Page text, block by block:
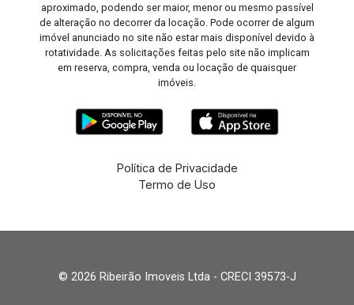
aproximado, podendo ser maior, menor ou mesmo passível
de alteração no decorrer da locação. Pode ocorrer de algum
imóvel anunciado no site não estar mais disponível devido à
rotatividade. As solicitações feitas pelo site não implicam
em reserva, compra, venda ou locação de quaisquer
imóveis.
Política de Privacidade
Termo de Uso
© 2026 Ribeirão Imoveis Ltda - CRECI 39573-J